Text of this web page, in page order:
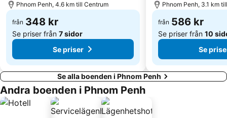
Phnom Penh, 4.6 km till Centrum
från 348 kr
Se priser från 7 sidor
Se priser
Phnom Penh, 3.1 km
från 586 kr
Se priser från 10
Se
Se alla boenden i Phnom Penh
Andra boenden i Phnom Penh